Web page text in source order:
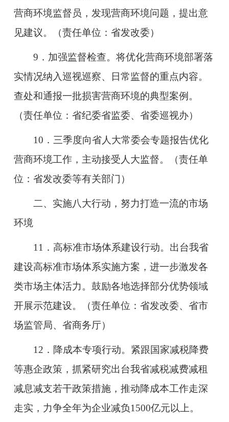
营商环境监督员，发现营商环境问题，提出意
见建议。（责任单位：省发改委）
9．加强监督检查。将优化营商环境部署落
实情况纳入巡视巡察、日常监督的重点内容。
查处和通报一批损害营商环境的典型案例。
（责任单位：省纪委省监委、省委巡视办）
10．三季度向省人大常委会专题报告优化
营商环境工作，主动接受人大监督。（责任单
位：省发改委等有关部门）
二、实施八大行动，努力打造一流的市场
环境
11．高标准市场体系建设行动。出台我省
建设高标准市场体系实施方案，进一步激发各
类市场主体活力。鼓励各地选择部分优势领域
开展示范建设。（责任单位：省发改委、省市
场监管局、省商务厅）
12．降成本专项行动。紧跟国家减税降费
等惠企政策，抓紧研究出台我省减税减费减租
减息减支若干政策措施，推动降成本工作走深
走实，力争全年为企业减负1500亿元以上。